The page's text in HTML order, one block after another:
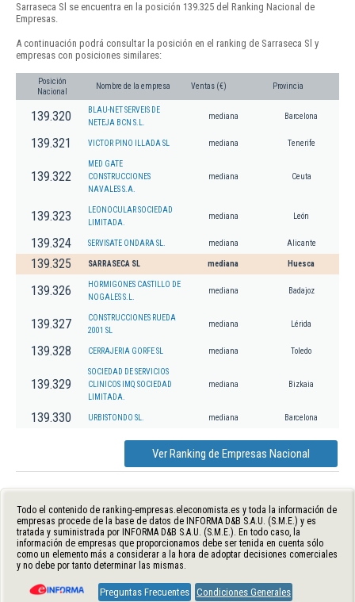
Sarraseca Sl se encuentra en la posición 139.325 del Ranking Nacional de
Empresas.
A continuación podrá consultar la posición en el ranking de Sarraseca Sl y
empresas con posiciones similares:
Posición
Nacional
Nombre de la empresa Ventas (€) Provincia
139.320
BLAU-NET SERVEIS DE
NETEJA BCN S.L.
mediana Barcelona
139.321 VICTOR PINO ILLADA SL mediana Tenerife
139.322
MED GATE
CONSTRUCCIONES
NAVALES S.A.
mediana Ceuta
139.323
LEONOCULAR SOCIEDAD
LIMITADA.
mediana León
139.324 SERVISATE ONDARA SL. mediana Alicante
139.325 SARRASECA SL mediana Huesca
139.326
HORMIGONES CASTILLO DE
NOGALES S.L.
mediana Badajoz
139.327
CONSTRUCCIONES RUEDA
2001 SL
mediana Lérida
139.328 CERRAJERIA GORFE SL mediana Toledo
139.329
SOCIEDAD DE SERVICIOS
CLINICOS IMQ SOCIEDAD
LIMITADA.
mediana Bizkaia
139.330 URBISTONDO SL. mediana Barcelona
Ver Ranking de Empresas Nacional
Todo el contenido de ranking-empresas.eleconomista.es y toda la información de
empresas procede de la base de datos de INFORMA D&B S.A.U. (S.M.E.) y es
tratada y suministrada por INFORMA D&B S.A.U. (S.M.E.). En todo caso, la
información de empresas que proporcionamos debe ser tenida en cuenta sólo
como un elemento más a considerar a la hora de adoptar decisiones comerciales
y no debe por tanto determinar las mismas.
Preguntas Frecuentes Condiciones Generales